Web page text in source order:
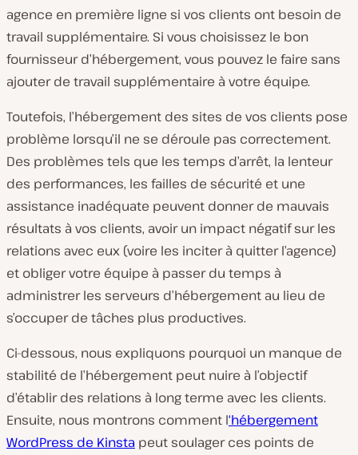
agence en première ligne si vos clients ont besoin de
travail supplémentaire. Si vous choisissez le bon
fournisseur d’hébergement, vous pouvez le faire sans
ajouter de travail supplémentaire à votre équipe.
Toutefois, l’hébergement des sites de vos clients pose
problème lorsqu’il ne se déroule pas correctement.
Des problèmes tels que les temps d’arrêt, la lenteur
des performances, les failles de sécurité et une
assistance inadéquate peuvent donner de mauvais
résultats à vos clients, avoir un impact négatif sur les
relations avec eux (voire les inciter à quitter l’agence)
et obliger votre équipe à passer du temps à
administrer les serveurs d’hébergement au lieu de
s’occuper de tâches plus productives.
Ci-dessous, nous expliquons pourquoi un manque de
stabilité de l’hébergement peut nuire à l’objectif
d’établir des relations à long terme avec les clients.
Ensuite, nous montrons comment l‘hébergement
WordPress de Kinsta peut soulager ces points de